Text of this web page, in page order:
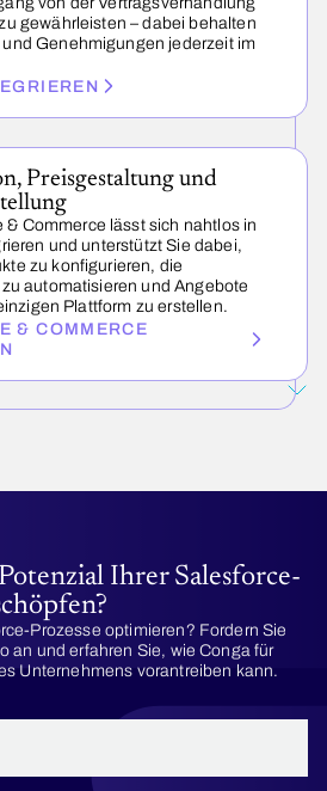
gewährleisten – dabei behalten
Genehmigungen jederzeit im
Preisgestaltung und
& Commerce lässt sich nahtlos in
und unterstützt Sie dabei,
zu konfigurieren, die
automatisieren und Angebote
Plattform zu erstellen.
& COMMERCE
Ihrer Salesforce-
Prozesse optimieren? Fordern Sie
an und erfahren Sie, wie Conga für
Unternehmens vorantreiben kann.